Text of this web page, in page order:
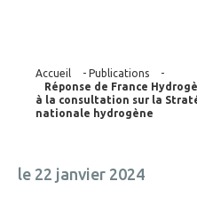
Accueil - Publications
-
Réponse de France
à la consultation sur la
nationale hydrogène
le 22 janvier 2024